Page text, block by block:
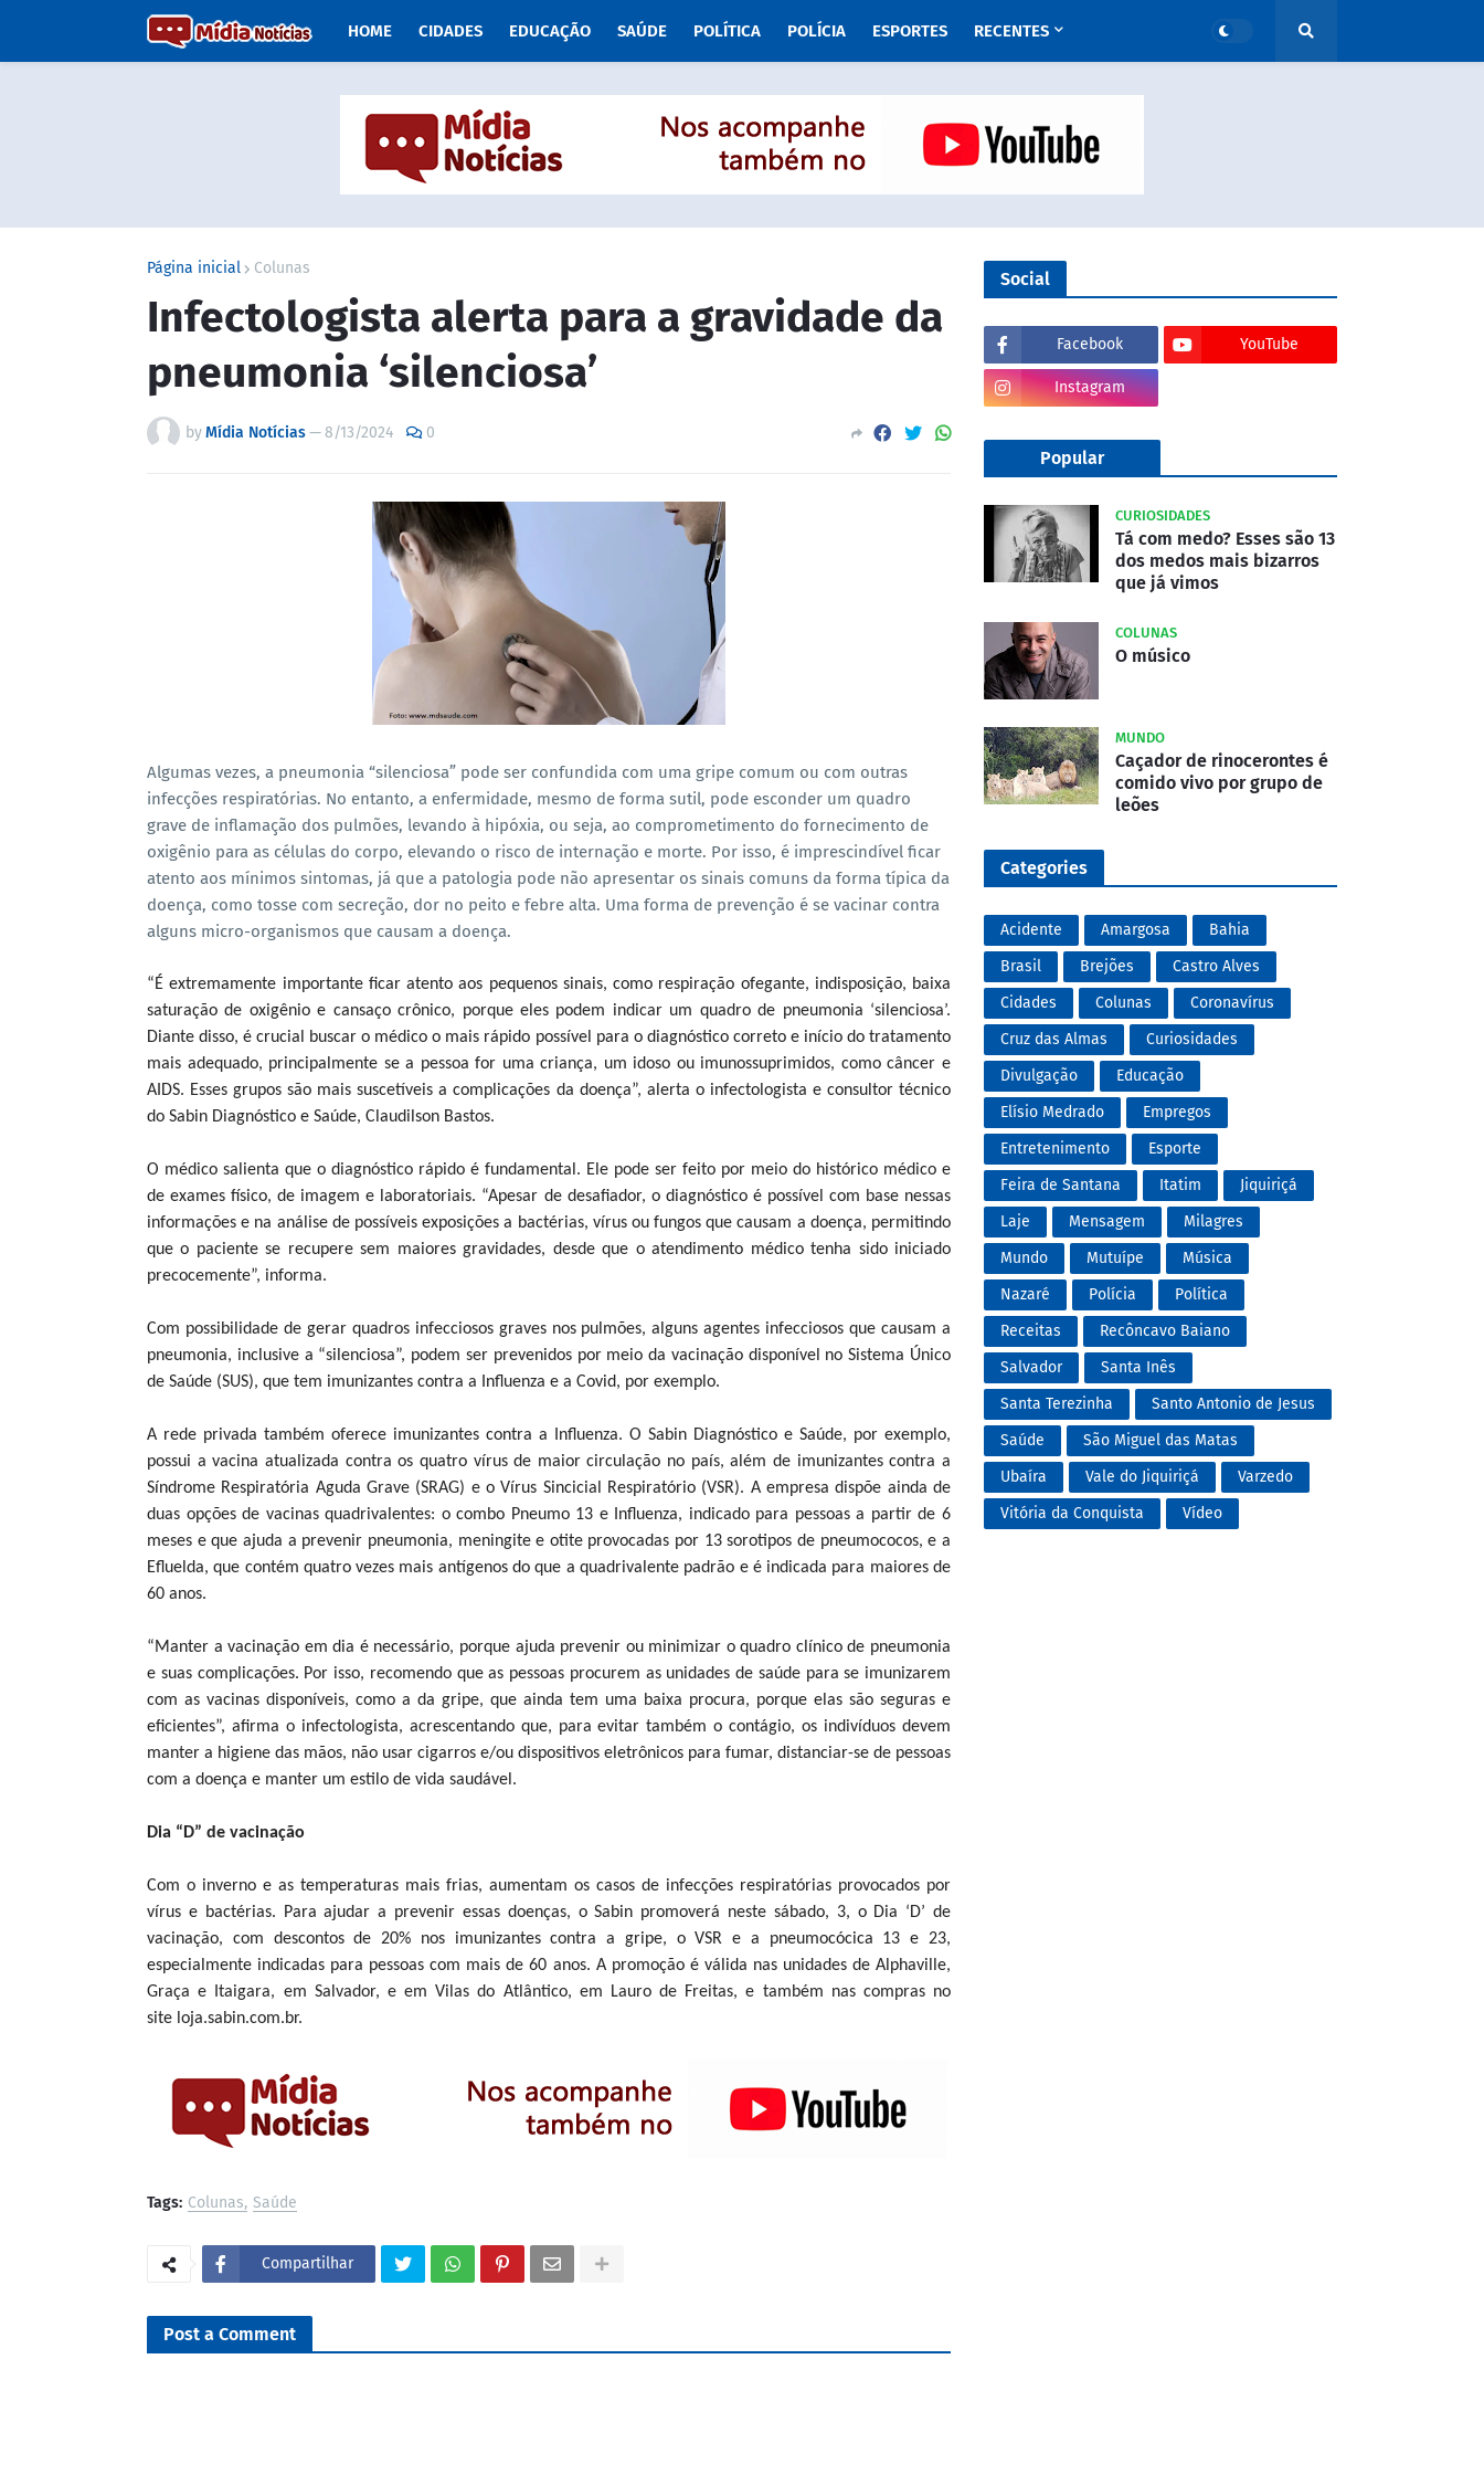
HOME CIDADES EDUCAÇÃO SAÚDE POLÍTICA POLÍCIA ESPORTES RECENTES
Página inicial Colunas
Infectologista alerta para a gravidade da
pneumonia ‘silenciosa’
byMídia Notícias—8/13/2024 0
Algumas vezes, a pneumonia “silenciosa” pode ser confundida com uma gripe comum ou com outras
infecções respiratórias. No entanto, a enfermidade, mesmo de forma sutil, pode esconder um quadro
grave de inflamação dos pulmões, levando à hipóxia, ou seja, ao comprometimento do fornecimento de
oxigênio para as células do corpo, elevando o risco de internação e morte. Por isso, é imprescindível ficar
atento aos mínimos sintomas, já que a patologia pode não apresentar os sinais comuns da forma típica da
doença, como tosse com secreção, dor no peito e febre alta. Uma forma de prevenção é se vacinar contra
alguns micro-organismos que causam a doença.
“É extremamente importante ficar atento aos pequenos sinais, como respiração ofegante, indisposição, baixa
saturação de oxigênio e cansaço crônico, porque eles podem indicar um quadro de pneumonia ‘silenciosa’.
Diante disso, é crucial buscar o médico o mais rápido possível para o diagnóstico correto e início do tratamento
mais adequado, principalmente se a pessoa for uma criança, um idoso ou imunossuprimidos, como câncer e
AIDS. Esses grupos são mais suscetíveis a complicações da doença”, alerta o infectologista e consultor técnico
do Sabin Diagnóstico e Saúde, Claudilson Bastos.
O médico salienta que o diagnóstico rápido é fundamental. Ele pode ser feito por meio do histórico médico e
de exames físico, de imagem e laboratoriais. “Apesar de desafiador, o diagnóstico é possível com base nessas
informações e na análise de possíveis exposições a bactérias, vírus ou fungos que causam a doença, permitindo
que o paciente se recupere sem maiores gravidades, desde que o atendimento médico tenha sido iniciado
precocemente”, informa.
Com possibilidade de gerar quadros infecciosos graves nos pulmões, alguns agentes infecciosos que causam a
pneumonia, inclusive a “silenciosa”, podem ser prevenidos por meio da vacinação disponível no Sistema Único
de Saúde (SUS), que tem imunizantes contra a Influenza e a Covid, por exemplo.
A rede privada também oferece imunizantes contra a Influenza. O Sabin Diagnóstico e Saúde, por exemplo,
possui a vacina atualizada contra os quatro vírus de maior circulação no país, além de imunizantes contra a
Síndrome Respiratória Aguda Grave (SRAG) e o Vírus Sincicial Respiratório (VSR). A empresa dispõe ainda de
duas opções de vacinas quadrivalentes: o combo Pneumo 13 e Influenza, indicado para pessoas a partir de 6
meses e que ajuda a prevenir pneumonia, meningite e otite provocadas por 13 sorotipos de pneumococos, e a
Efluelda, que contém quatro vezes mais antígenos do que a quadrivalente padrão e é indicada para maiores de
60 anos.
“Manter a vacinação em dia é necessário, porque ajuda prevenir ou minimizar o quadro clínico de pneumonia
e suas complicações. Por isso, recomendo que as pessoas procurem as unidades de saúde para se imunizarem
com as vacinas disponíveis, como a da gripe, que ainda tem uma baixa procura, porque elas são seguras e
eficientes”, afirma o infectologista, acrescentando que, para evitar também o contágio, os indivíduos devem
manter a higiene das mãos, não usar cigarros e/ou dispositivos eletrônicos para fumar, distanciar-se de pessoas
com a doença e manter um estilo de vida saudável.
Dia “D” de vacinação
Com o inverno e as temperaturas mais frias, aumentam os casos de infecções respiratórias provocados por
vírus e bactérias. Para ajudar a prevenir essas doenças, o Sabin promoverá neste sábado, 3, o Dia ‘D’ de
vacinação, com descontos de 20% nos imunizantes contra a gripe, o VSR e a pneumocócica 13 e 23,
especialmente indicadas para pessoas com mais de 60 anos. A promoção é válida nas unidades de Alphaville,
Graça e Itaigara, em Salvador, e em Vilas do Atlântico, em Lauro de Freitas, e também nas compras no
site loja.sabin.com.br.
Tags: Colunas Saúde
Compartilhar
Post a Comment
Social
Facebook YouTube
Instagram
Popular
CURIOSIDADES
Tá com medo? Esses são 13
dos medos mais bizarros
que já vimos
COLUNAS
O músico
MUNDO
Caçador de rinocerontes é
comido vivo por grupo de
leões
Categories
Acidente Amargosa
Bahia
Brasil
Brejões
Castro Alves
Cidades
Colunas
Coronavírus
Cruz das Almas
Curiosidades
Divulgação
Educação
Elísio Medrado
Empregos
Entretenimento
Esporte
Feira de Santana
Itatim
Jiquiriçá
Laje
Mensagem
Milagres
Mundo
Mutuípe
Música
Nazaré
Polícia
Política
Receitas
Recôncavo Baiano
Salvador
Santa Inês
Santa Terezinha
Santo Antonio de Jesus
Saúde
São Miguel das Matas
Ubaíra
Vale do Jiquiriçá
Varzedo
Vitória da Conquista
Vídeo